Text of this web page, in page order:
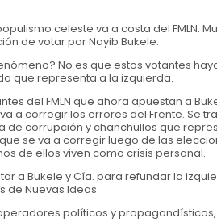
celeste va a costa del FMLN.
de votar por Nayib Bukele.
No es que estos votantes
que representa a la izquierda.
del FMLN que ahora apuestan a
a corregir los errores del Frente. Se
de corrupción y chanchullos que
se va a corregir luego de las
de ellos viven como crisis personal.
a Bukele y Cía. para refundar la
de Nuevas Ideas.
políticos y